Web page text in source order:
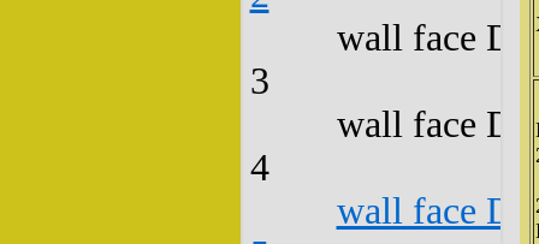
wall face
3
wall face
4
wall face